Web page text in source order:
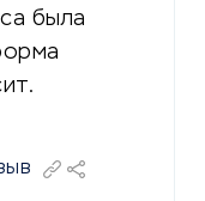
была